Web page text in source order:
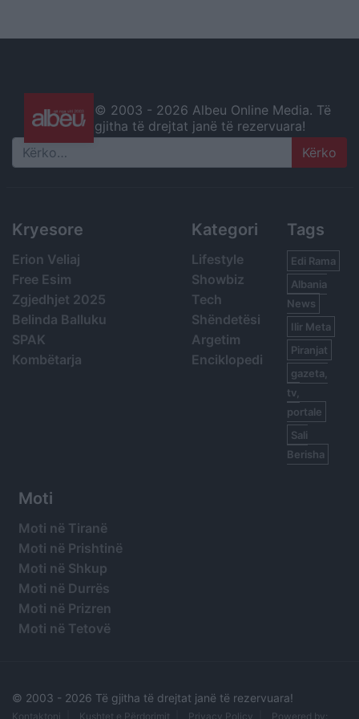
© 2003 - 2026 Albeu Online Media. Të
gjitha të drejtat janë të rezervuara!
Search
Kryesore
Erion Veliaj
Free Esim
Zgjedhjet 2025
Belinda Balluku
SPAK
Kombëtarja
Kategori
Lifestyle
Showbiz
Tech
Shëndetësi
Argetim
Enciklopedi
Tags
Edi Rama
Albania
News
Ilir Meta
Piranjat
gazeta,
tv,
portale
Sali
Berisha
Moti
Moti në Tiranë
Moti në Prishtinë
Moti në Shkup
Moti në Durrës
Moti në Prizren
Moti në Tetovë
© 2003 - 2026 Të gjitha të drejtat janë të rezervuara!
Kontaktoni Kushtet e Përdorimit Privacy Policy Powered by: